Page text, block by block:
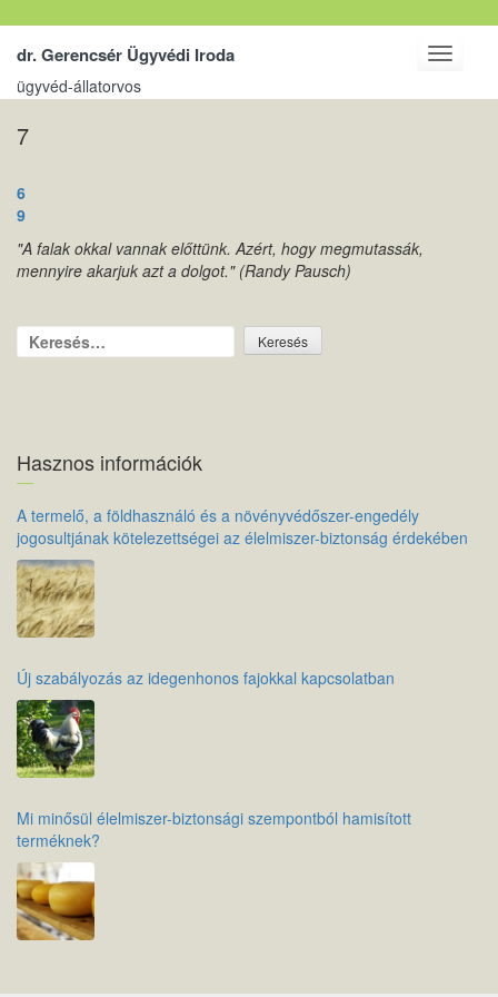
Toggle
dr. Gerencsér Ügyvédi Iroda
ügyvéd-állatorvos
7
Bejegyzés
navigáció
6
9
"A falak okkal vannak előttünk. Azért, hogy megmutassák,
mennyire akarjuk azt a dolgot." (Randy Pausch)
Keresés:
Hasznos információk
A termelő, a földhasználó és a növényvédőszer-engedély
jogosultjának kötelezettségei az élelmiszer-biztonság érdekében
Új szabályozás az idegenhonos fajokkal kapcsolatban
Mi minősül élelmiszer-biztonsági szempontból hamisított
terméknek?